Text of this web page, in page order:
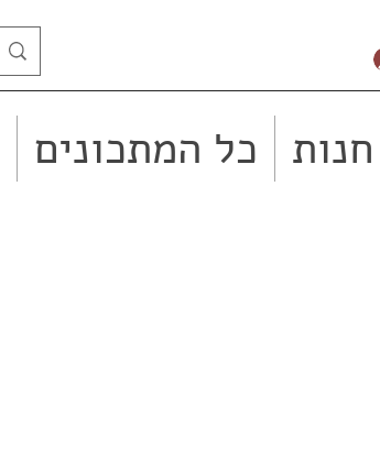
חנות כל המתכונים